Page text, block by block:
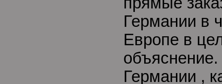
Германии в
Европе в
объяснение.
Германии ,